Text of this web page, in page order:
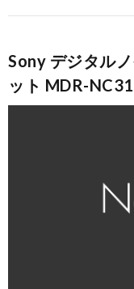
Sony デジタル
ット MDR-